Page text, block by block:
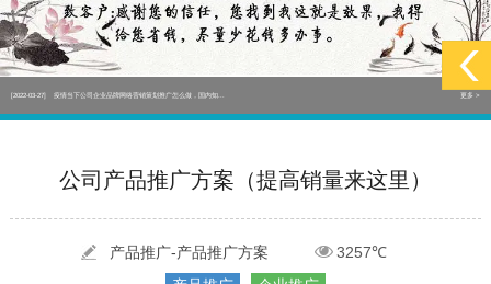
[2022-05-29] 实体门店如何做网络推广吸引客户，实体店网络营销技巧... 更多 >
[2022-05-04] 污水处理设备厂家产品如何做网络推广（污水处理项目网... 更多 >
[2022-03-27] 疫情当下公司企业品牌网络营销策划推广怎么做，国内知... 更多 >
实体门店如何做网络推广吸引客户，实体店网络营销技巧...
疫情当下公司企业品牌网络营销策划推广怎么做，国内知...
公司产品推广方案（提高销量来这里）
产品推广-产品推广方案
3257℃